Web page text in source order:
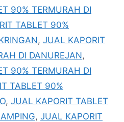
90% TERMURAH DI
TABLET 90%
, JUAL KAPORIT
DI DANUREJAN,
90% TERMURAH DI
TABLET 90%
, JUAL KAPORIT TABLET
, JUAL KAPORIT